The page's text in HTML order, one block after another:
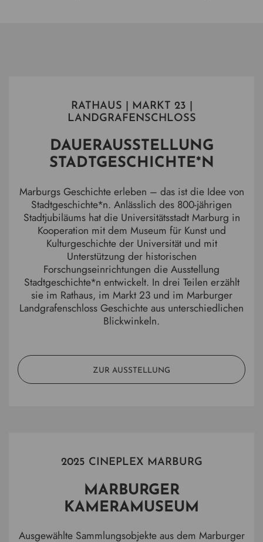
RATHAUS | MARKT 23 |
LANDGRAFENSCHLOSS
DAUERAUSSTELLUNG
STADTGESCHICHTE*N
Marburgs Geschichte erleben – das ist die Idee von
Stadtgeschichte*n. Anlässlich des 800-jährigen
Stadtjubiläums hat die Universitätsstadt Marburg in
Kooperation mit dem Museum für Kunst und
Kulturgeschichte der Universität und mit
Unterstützung der historischen
Forschungseinrichtungen die Ausstellung
Stadtgeschichte*n entwickelt. In drei Teilen erzählt
sie im Rathaus, im Markt 23 und im Marburger
Landgrafenschloss Geschichte aus unterschiedlichen
Blickwinkeln.
ZUR AUSSTELLUNG
2025 CINEPLEX MARBURG
MARBURGER
KAMERAMUSEUM
Ausgewählte Sammlungsobjekte aus dem Marburger